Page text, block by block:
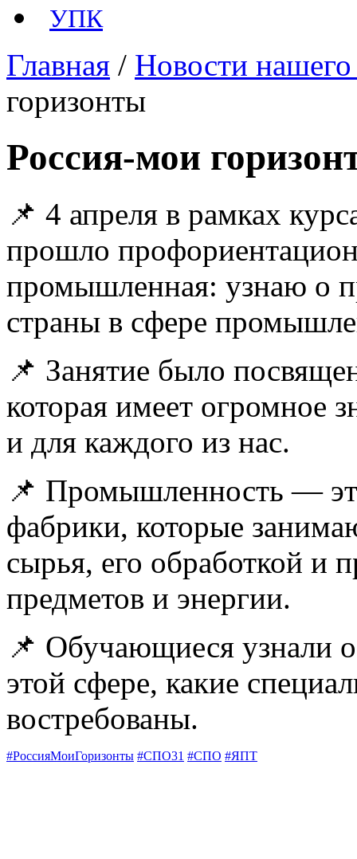
УПК
Главная / Новости
горизонты
Россия-мои
📌 4 апреля в рамках
прошло
промышленная: узнаю о
страны в сфере
📌 Занятие было
которая имеет огромное
и для каждого из нас.
📌 Промышленность —
фабрики, которые
сырья, его обработкой и
предметов и энергии.
📌 Обучающиеся узнали о
этой сфере, какие
востребованы.
#РоссияМоиГоризонты #СПО31 #СПО #ЯПТ